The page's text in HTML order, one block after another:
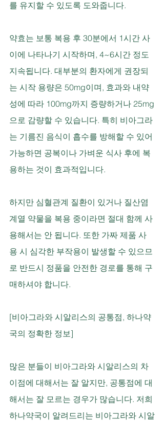
를 유지할 수 있도록 도와줍니다.
약효는 보통 복용 후 30분에서 1시간 사
이에 나타나기 시작하며, 4~6시간 정도
지속됩니다. 대부분의 환자에게 권장되
는 시작 용량은 50mg이며, 효과와 내약
성에 따라 100mg까지 증량하거나 25mg
으로 감량할 수 있습니다. 특히 비아그라
는 기름진 음식이 흡수를 방해할 수 있어
가능하면 공복이나 가벼운 식사 후에 복
용하는 것이 효과적입니다.
하지만 심혈관계 질환이 있거나 질산염
계열 약물을 복용 중이라면 절대 함께 사
용해서는 안 됩니다. 또한 가짜 제품 사
용 시 심각한 부작용이 발생할 수 있으므
로 반드시 정품을 안전한 경로를 통해 구
매하셔야 합니다.
[비아그라와 시알리스의 공통점, 하나약
국의 정확한 정보]
많은 분들이 비아그라와 시알리스의 차
이점에 대해서는 잘 알지만, 공통점에 대
해서는 잘 모르는 경우가 많습니다. 저희
하나약국이 알려드리는 비아그라와 시알